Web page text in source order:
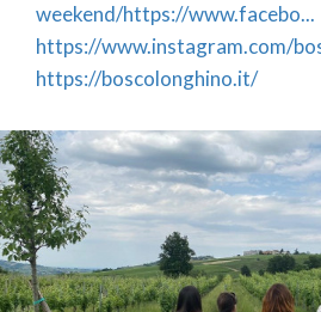
weekend/https://www.facebo...
https://www.instagram.com/
https://boscolonghino.it/